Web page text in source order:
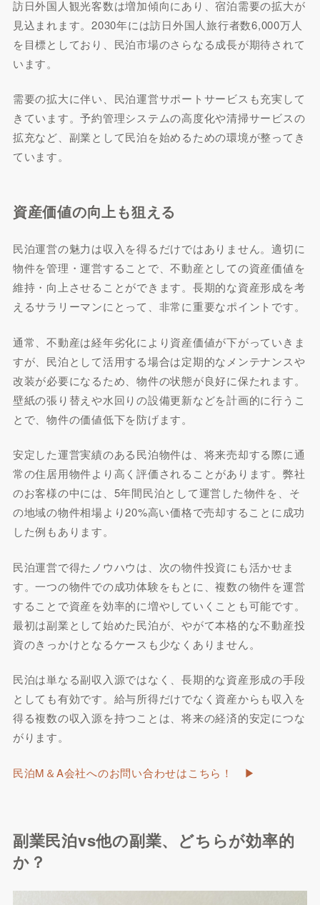
訪日外国人観光客数は増加傾向にあり、宿泊需要の拡大が
見込まれます。2030年には訪日外国人旅行者数6,000万人
を目標としており、民泊市場のさらなる成長が期待されて
います。
需要の拡大に伴い、民泊運営サポートサービスも充実して
きています。予約管理システムの高度化や清掃サービスの
拡充など、副業として民泊を始めるための環境が整ってき
ています。
資産価値の向上も狙える
民泊運営の魅力は収入を得るだけではありません。適切に
物件を管理・運営することで、不動産としての資産価値を
維持・向上させることができます。長期的な資産形成を考
えるサラリーマンにとって、非常に重要なポイントです。
通常、不動産は経年劣化により資産価値が下がっていきま
すが、民泊として活用する場合は定期的なメンテナンスや
改装が必要になるため、物件の状態が良好に保たれます。
壁紙の張り替えや水回りの設備更新などを計画的に行うこ
とで、物件の価値低下を防げます。
安定した運営実績のある民泊物件は、将来売却する際に通
常の住居用物件より高く評価されることがあります。弊社
のお客様の中には、5年間民泊として運営した物件を、そ
の地域の物件相場より20%高い価格で売却することに成功
した例もあります。
民泊運営で得たノウハウは、次の物件投資にも活かせま
す。一つの物件での成功体験をもとに、複数の物件を運営
することで資産を効率的に増やしていくことも可能です。
最初は副業として始めた民泊が、やがて本格的な不動産投
資のきっかけとなるケースも少なくありません。
民泊は単なる副収入源ではなく、長期的な資産形成の手段
としても有効です。給与所得だけでなく資産からも収入を
得る複数の収入源を持つことは、将来の経済的安定につな
がります。
民泊M＆A会社へのお問い合わせはこちら！ ▶︎
副業民泊vs他の副業、どちらが効率的
か？